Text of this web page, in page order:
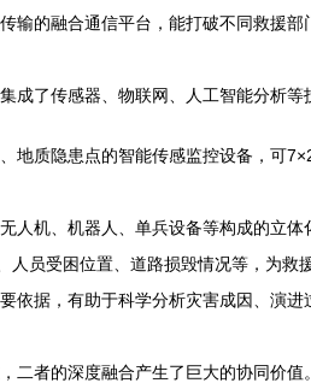
输的融合通信平台，能打破不同救援
成了传感器、物联网、人工智能分析
地质隐患点的智能传感监控设备，可
人机、机器人、单兵设备等构成的立
人员受困位置、道路损毁情况等，为救
依据，有助于科学分析灾害成因、演
二者的深度融合产生了巨大的协同价值。